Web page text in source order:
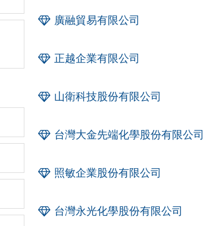
廣融貿易有限公司
正越企業有限公司
山衛科技股份有限公司
台灣大金先端化學股份有限公司
照敏企業股份有限公司
台灣永光化學股份有限公司